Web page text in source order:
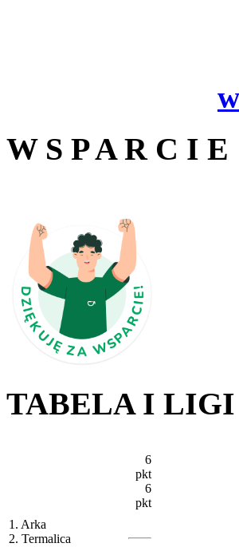
W S P A R C I E
TABELA I LIGI
1. Arka
2. Termalica
6
pkt
6
pkt